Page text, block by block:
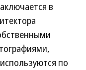
в
по